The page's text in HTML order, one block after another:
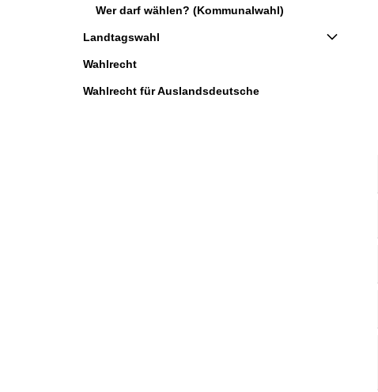
Wer darf wählen? (Kommunalwahl)
Landtagswahl
Wahlrecht
Wahlrecht für Auslandsdeutsche